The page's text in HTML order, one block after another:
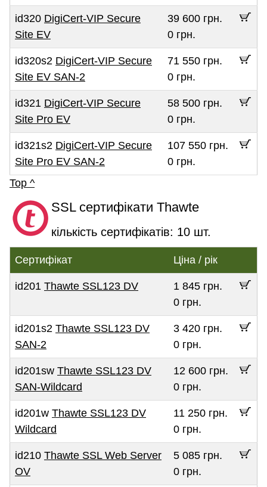
id320 DigiCert-VIP Secure
Site EV
39 600 грн.
0 грн.
id320s2 DigiCert-VIP Secure
Site EV SAN-2
71 550 грн.
0 грн.
id321 DigiCert-VIP Secure
Site Pro EV
58 500 грн.
0 грн.
id321s2 DigiCert-VIP Secure
Site Pro EV SAN-2
107 550 грн.
0 грн.
Top ^
SSL сертифікати Thawte
кількість сертифікатів: 10 шт.
Сертифікат Ціна / рік
id201 Thawte SSL123 DV
1 845 грн.
0 грн.
id201s2 Thawte SSL123 DV
SAN-2
3 420 грн.
0 грн.
id201sw Thawte SSL123 DV
SAN-Wildcard
12 600 грн.
0 грн.
id201w Thawte SSL123 DV
Wildcard
11 250 грн.
0 грн.
id210 Thawte SSL Web Server
OV
5 085 грн.
0 грн.